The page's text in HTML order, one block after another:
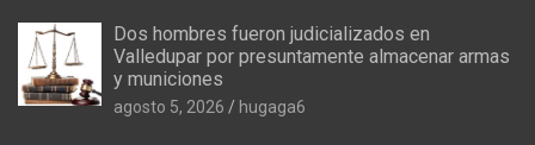
Dos hombres fueron judicializados en
Valledupar por presuntamente almacenar armas
y municiones
agosto 5, 2026 hugaga6